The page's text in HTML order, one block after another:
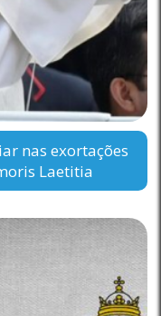
nas exortações
Laetitia